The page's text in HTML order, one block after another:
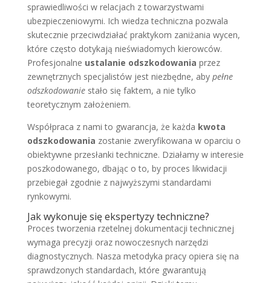
sprawiedliwości w relacjach z towarzystwami
ubezpieczeniowymi. Ich wiedza techniczna pozwala
skutecznie przeciwdziałać praktykom zaniżania wycen,
które często dotykają nieświadomych kierowców.
Profesjonalne ustalanie odszkodowania przez
zewnętrznych specjalistów jest niezbędne, aby pełne
odszkodowaniestało się faktem, a nie tylko
teoretycznym założeniem.
Współpraca z nami to gwarancja, że każda kwota
odszkodowania zostanie zweryfikowana w oparciu o
obiektywne przesłanki techniczne. Działamy w interesie
poszkodowanego, dbając o to, by proces likwidacji
przebiegał zgodnie z najwyższymi standardami
rynkowymi.
Jak wykonuje się ekspertyzy techniczne?
Proces tworzenia rzetelnej dokumentacji technicznej
wymaga precyzji oraz nowoczesnych narzędzi
diagnostycznych. Nasza metodyka pracy opiera się na
sprawdzonych standardach, które gwarantują